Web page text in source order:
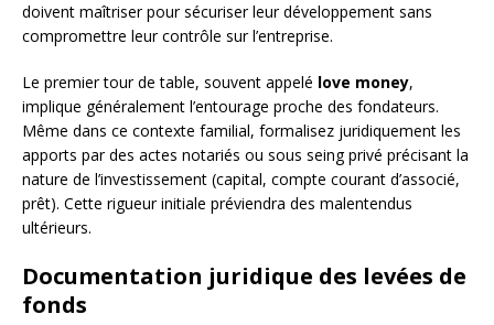
doivent maîtriser pour sécuriser leur développement sans
compromettre leur contrôle sur l’entreprise.
Le premier tour de table, souvent appelé love money,
implique généralement l’entourage proche des fondateurs.
Même dans ce contexte familial, formalisez juridiquement les
apports par des actes notariés ou sous seing privé précisant la
nature de l’investissement (capital, compte courant d’associé,
prêt). Cette rigueur initiale préviendra des malentendus
ultérieurs.
Documentation juridique des levées de
fonds